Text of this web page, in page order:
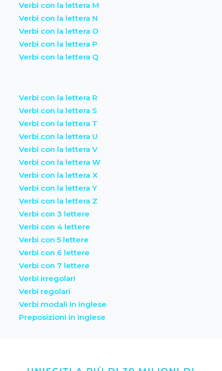
Verbi con la lettera M
Verbi con la lettera N
Verbi con la lettera O
Verbi con la lettera P
Verbi con la lettera Q
Verbi con la lettera R
Verbi con la lettera S
Verbi con la lettera T
Verbi con la lettera U
Verbi con la lettera V
Verbi con la lettera W
Verbi con la lettera X
Verbi con la lettera Y
Verbi con la lettera Z
Verbi con 3 lettere
Verbi con 4 lettere
Verbi con 5 lettere
Verbi con 6 lettere
Verbi con 7 lettere
Verbi irregolari
Verbi regolari
Verbi modali in inglese
Preposizioni in inglese